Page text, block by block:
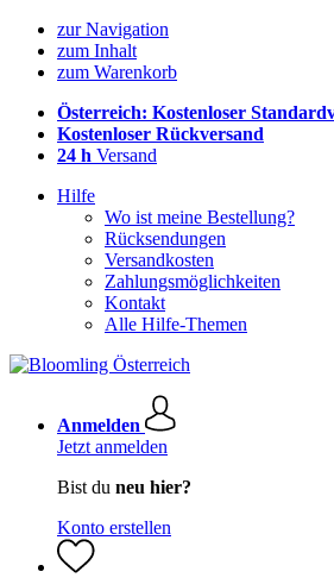
zur Navigation
zum Inhalt
zum Warenkorb
Österreich: Kostenloser
Kostenloser Rückversand
24 h Versand
Hilfe
Wo ist meine Bestellung?
Rücksendungen
Versandkosten
Zahlungsmöglichkeiten
Kontakt
Alle Hilfe-Themen
Anmelden
Jetzt anmelden
Bist du neu hier?
Konto erstellen